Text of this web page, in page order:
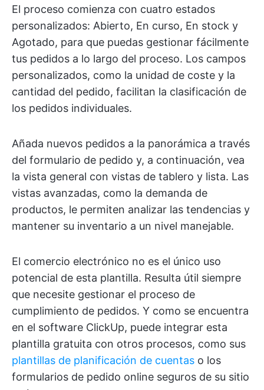
El proceso comienza con cuatro estados
personalizados: Abierto, En curso, En stock y
Agotado, para que puedas gestionar fácilmente
tus pedidos a lo largo del proceso. Los campos
personalizados, como la unidad de coste y la
cantidad del pedido, facilitan la clasificación de
los pedidos individuales.
Añada nuevos pedidos a la panorámica a través
del formulario de pedido y, a continuación, vea
la vista general con vistas de tablero y lista. Las
vistas avanzadas, como la demanda de
productos, le permiten analizar las tendencias y
mantener su inventario a un nivel manejable.
El comercio electrónico no es el único uso
potencial de esta plantilla. Resulta útil siempre
que necesite gestionar el proceso de
cumplimiento de pedidos. Y como se encuentra
en el software ClickUp, puede integrar esta
plantilla gratuita con otros procesos, como sus
plantillas de planificación de cuentas o los
formularios de pedido online seguros de su sitio